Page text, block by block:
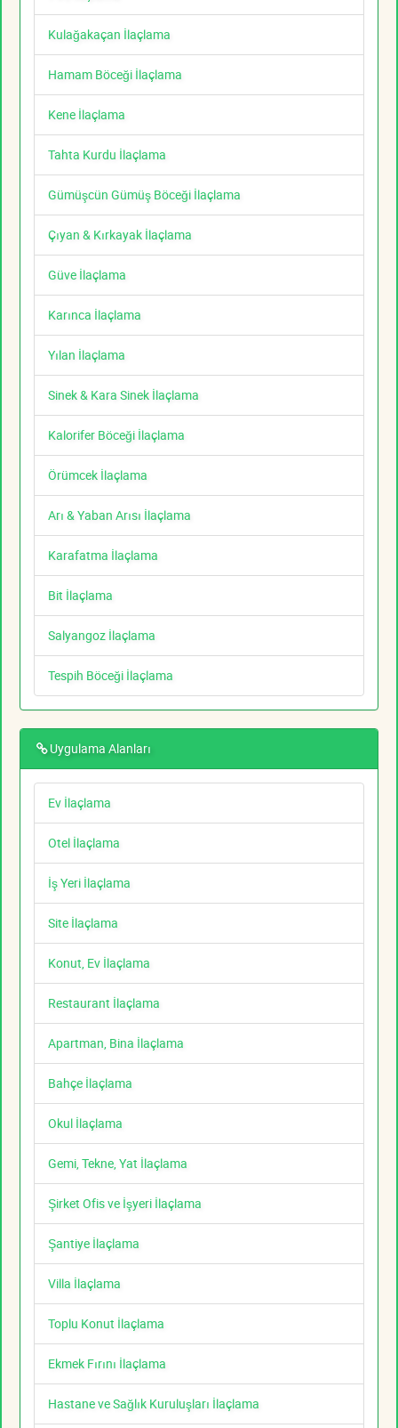
Kulağakaçan İlaçlama
Hamam Böceği İlaçlama
Kene İlaçlama
Tahta Kurdu İlaçlama
Gümüşcün Gümüş Böceği İlaçlama
Çıyan & Kırkayak İlaçlama
Güve İlaçlama
Karınca İlaçlama
Yılan İlaçlama
Sinek & Kara Sinek İlaçlama
Kalorifer Böceği İlaçlama
Örümcek İlaçlama
Arı & Yaban Arısı İlaçlama
Karafatma İlaçlama
Bit İlaçlama
Salyangoz İlaçlama
Tespih Böceği İlaçlama
Uygulama Alanları
Ev İlaçlama
Otel İlaçlama
İş Yeri İlaçlama
Site İlaçlama
Konut, Ev İlaçlama
Restaurant İlaçlama
Apartman, Bina İlaçlama
Bahçe İlaçlama
Okul İlaçlama
Gemi, Tekne, Yat İlaçlama
Şirket Ofis ve İşyeri İlaçlama
Şantiye İlaçlama
Villa İlaçlama
Toplu Konut İlaçlama
Ekmek Fırını İlaçlama
Hastane ve Sağlık Kuruluşları İlaçlama